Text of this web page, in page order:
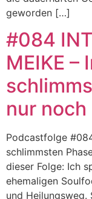
geworden […]
#084
MEIKE –
nur noch
Podcastfolge
schlimmsten
dieser Folge: Ich
ehemaligen
und